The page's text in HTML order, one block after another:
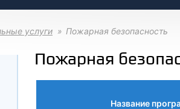
услуги Пожарная безопасность
Пожарная
Название